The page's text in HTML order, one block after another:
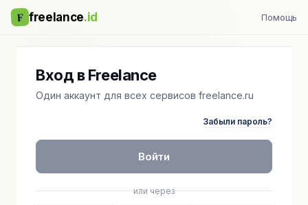
F freelance.id Помощь
Вход в Freelance
Один аккаунт для всех сервисов freelance.ru
Забыли пароль?
Войти
или через